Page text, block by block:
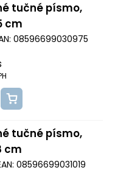
tučné písmo,
cm
08596699030975
tučné písmo,
cm
08596699031019